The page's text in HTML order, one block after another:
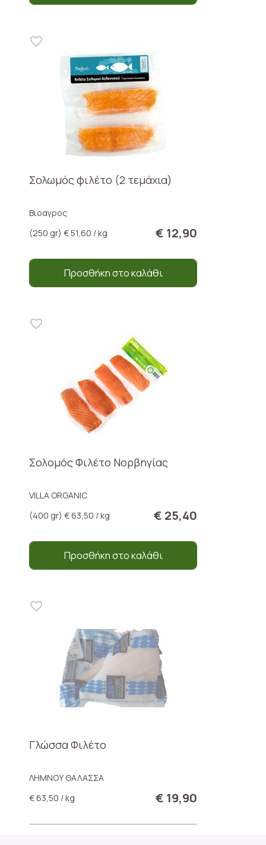
Σολωμός φιλέτο (2 τεμάχια)
Βιοαγρος
(250 gr) € 51,60 / kg
€ 12,90
Προσθήκη στο καλάθι
Σολoμός Φιλέτο Νορβηγίας
VILLA ORGANIC
(400 gr) € 63,50 / kg
€ 25,40
Προσθήκη στο καλάθι
Γλώσσα Φιλέτο
ΛΗΜΝΟΥ ΘΑΛΑΣΣΑ
€ 63,50 / kg
€ 19,90